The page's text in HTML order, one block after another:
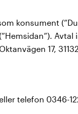
konsument
Avtal
17,
telefon 0346-